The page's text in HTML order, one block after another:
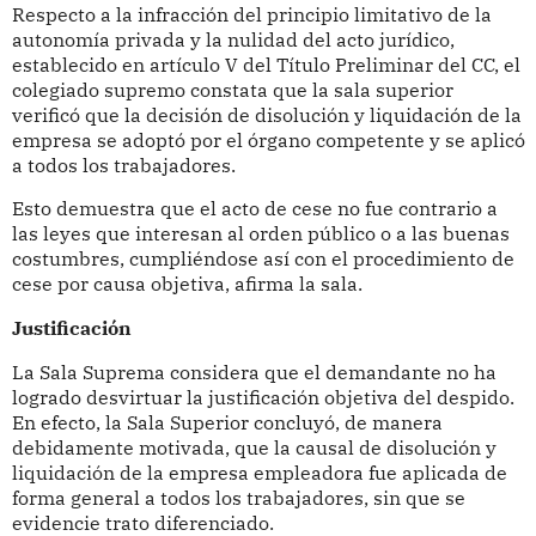
Respecto a la infracción del principio limitativo de la
autonomía privada y la nulidad del acto jurídico,
establecido en artículo V del Título Preliminar del CC, el
colegiado supremo constata que la sala superior
verificó que la decisión de disolución y liquidación de la
empresa se adoptó por el órgano competente y se aplicó
a todos los trabajadores.
Esto demuestra que el acto de cese no fue contrario a
las leyes que interesan al orden público o a las buenas
costumbres, cumpliéndose así con el procedimiento de
cese por causa objetiva, afirma la sala.
Justificación
La Sala Suprema considera que el demandante no ha
logrado desvirtuar la justificación objetiva del despido.
En efecto, la Sala Superior concluyó, de manera
debidamente motivada, que la causal de disolución y
liquidación de la empresa empleadora fue aplicada de
forma general a todos los trabajadores, sin que se
evidencie trato diferenciado.